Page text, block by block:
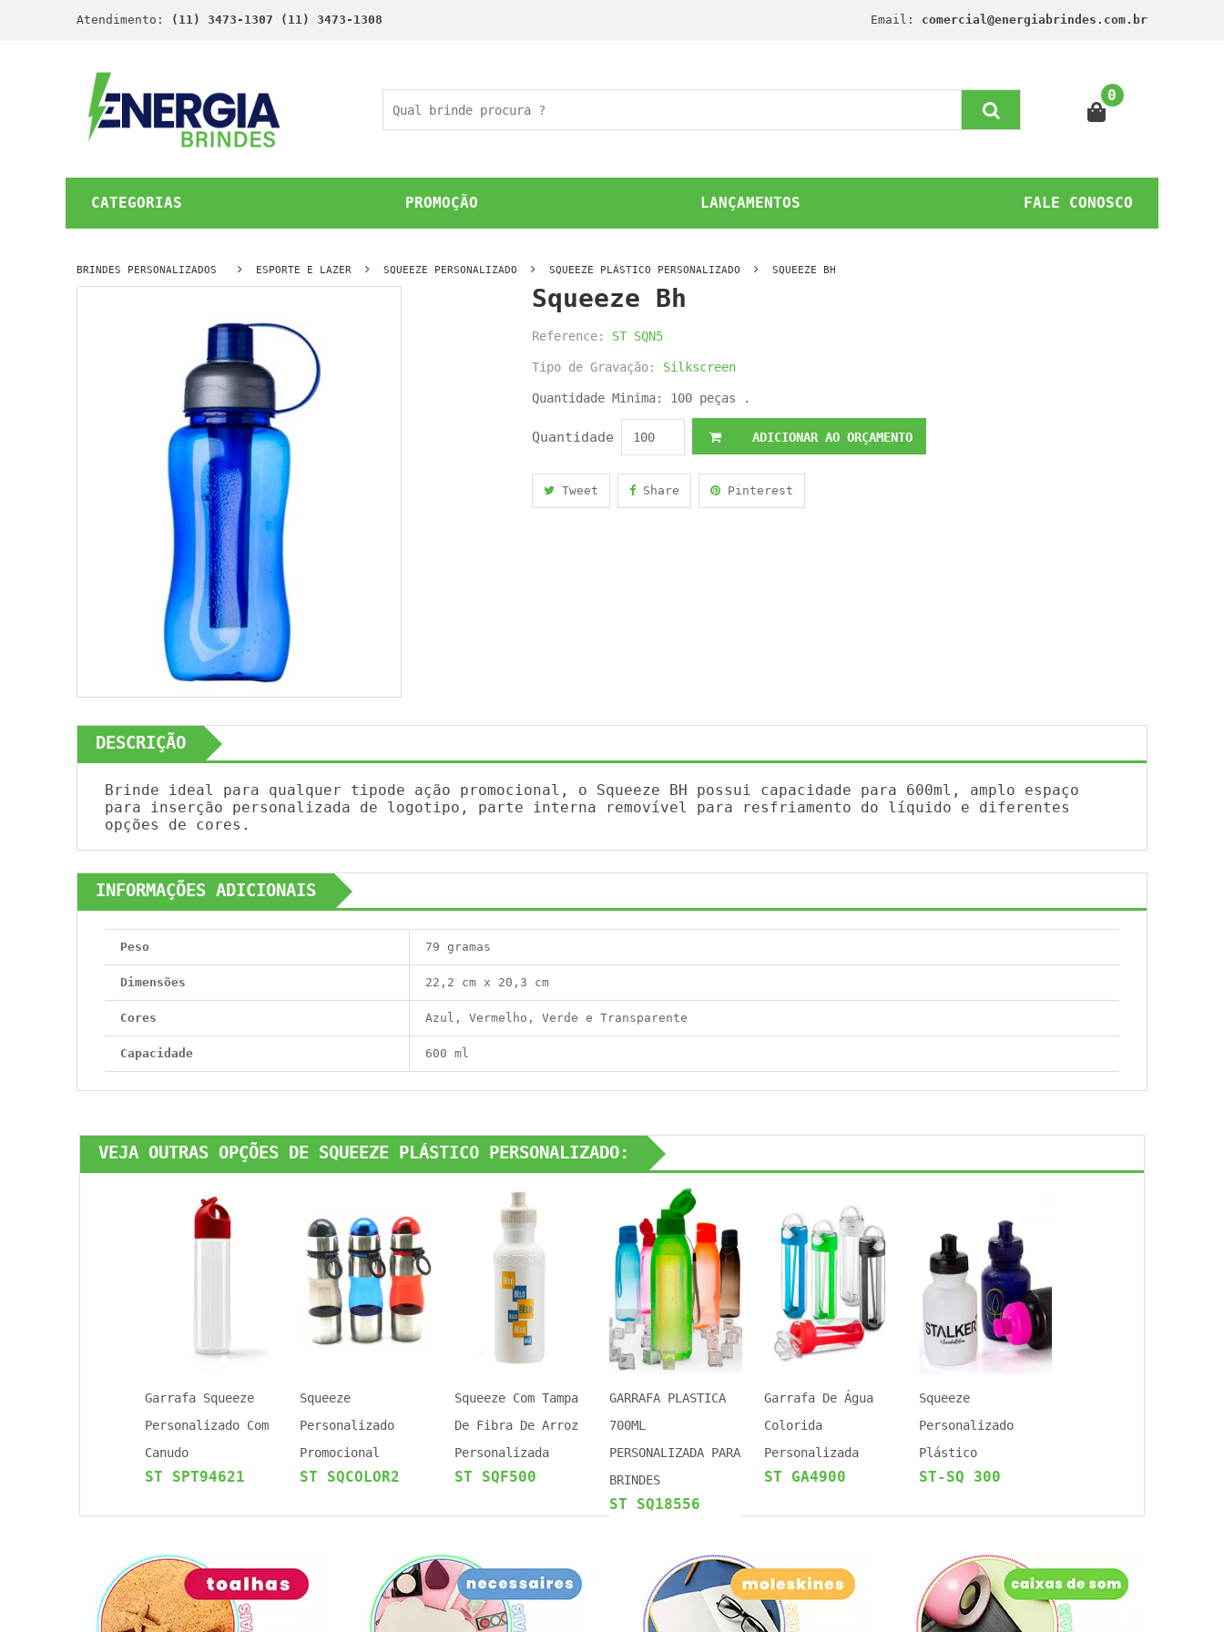
Atendimento: (11) 3473-1307 (11) 3473-1308 Email: comercial@energiabrindes.com.br
0
CATEGORIAS PROMOÇÃO LANÇAMENTOS FALE CONOSCO
BRINDES PERSONALIZADOS ESPORTE E LAZER SQUEEZE PERSONALIZADO SQUEEZE PLÁSTICO PERSONALIZADO SQUEEZE BH
Squeeze Bh
Reference: ST SQN5
Tipo de Gravação: Silkscreen
Quantidade Minima: 100 peças .
Quantidade ADICIONAR AO ORÇAMENTO
Tweet Share Pinterest
DESCRIÇÃO
Brinde ideal para qualquer tipode ação promocional, o Squeeze BH possui capacidade para 600ml, amplo espaço
para inserção personalizada de logotipo, parte interna removível para resfriamento do líquido e diferentes
opções de cores.
INFORMAÇÕES ADICIONAIS
Peso 79 gramas
Dimensões 22,2 cm x 20,3 cm
Cores Azul, Vermelho, Verde e Transparente
Capacidade 600 ml
VEJA OUTRAS OPÇÕES DE SQUEEZE PLÁSTICO PERSONALIZADO:
Garrafa Squeeze
Personalizado Com
Canudo
ST SPT94621
Squeeze
Personalizado
Promocional
ST SQCOLOR2
Squeeze Com Tampa
De Fibra De Arroz
Personalizada
ST SQF500
GARRAFA PLASTICA
700ML
PERSONALIZADA PARA
BRINDES
ST SQ18556
Garrafa De Água
Colorida
Personalizada
ST GA4900
Squeeze
Personalizado
Plástico
ST-SQ 300